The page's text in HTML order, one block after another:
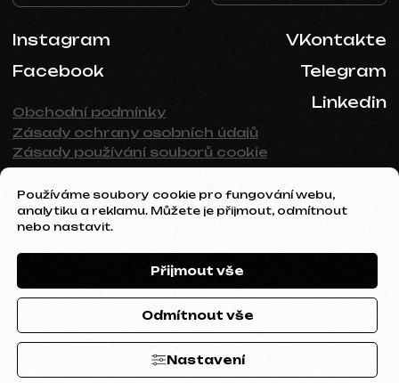
Používáme soubory cookie pro fungování webu,
analytiku a reklamu. Můžete je přijmout, odmítnout
nebo nastavit.
Přijmout vše
Odmítnout vše
Nastavení